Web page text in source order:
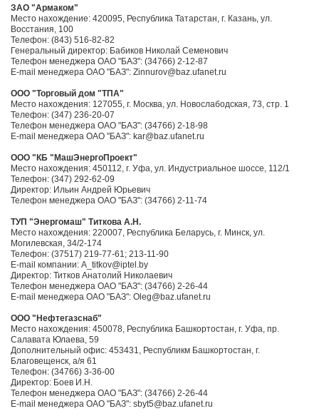
ЗАО "Армаком"
Место нахождение: 420095, Республика Татарстан, г. Казань, ул.
Восстания, 100
Телефон: (843) 516-82-82
Генеральный директор: Бабиков Николай Семенович
Телефон менеджера ОАО "БАЗ": (34766) 2-12-87
E-mail менеджера ОАО "БАЗ": Zinnurov@baz.ufanet.ru
ООО "Торговый дом "ТПА"
Место нахождения: 127055, г. Москва, ул. Новослабодская, 73, стр. 1
Телефон: (347) 236-20-07
Телефон менеджера ОАО "БАЗ": (34766) 2-18-98
E-mail менеджера ОАО "БАЗ": kar@baz.ufanet.ru
ООО "КБ "МашЭнергоПроект"
Место нахождения: 450112, г. Уфа, ул. Индустриальное шоссе, 112/1
Телефон: (347) 292-62-09
Директор: Ильин Андрей Юрьевич
Телефон менеджера ОАО "БАЗ": (34766) 2-11-74
ТУП "Энергомаш" Титкова А.Н.
Место нахождения: 220007, Республика Беларусь, г. Минск, ул.
Могилевская, 34/2-174
Телефон: (37517) 219-77-61; 213-11-90
E-mail компании: A_titkov@iptel.by
Директор: Титков Анатолий Николаевич
Телефон менеджера ОАО "БАЗ": (34766) 2-26-44
E-mail менеджера ОАО "БАЗ": Oleg@baz.ufanet.ru
ООО "Нефтегазснаб"
Место нахождения: 450078, Республика Башкортостан, г. Уфа, пр.
Салавата Юлаева, 59
Дополнительный офис: 453431, Республикм Башкортостан, г.
Благовещенск, а/я 61
Телефон: (34766) 3-36-00
Директор: Боев И.Н.
Телефон менеджера ОАО "БАЗ": (34766) 2-26-44
E-mail менеджера ОАО "БАЗ": sbyt5@baz.ufanet.ru